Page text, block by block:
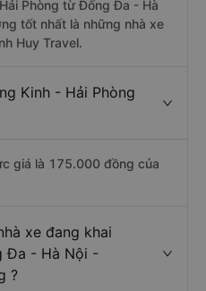
Phòng từ Đống Đa - Hà
tốt nhất là những nhà xe
Huy Travel.
Kinh - Hải Phòng
giá là 175.000 đồng của
xe đang khai
Đa - Hà Nội -
?